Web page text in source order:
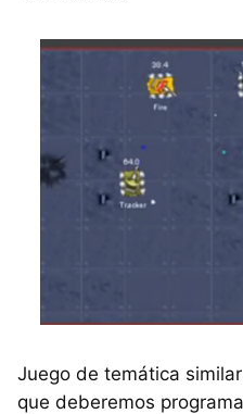
Juego de temática
que deberemos